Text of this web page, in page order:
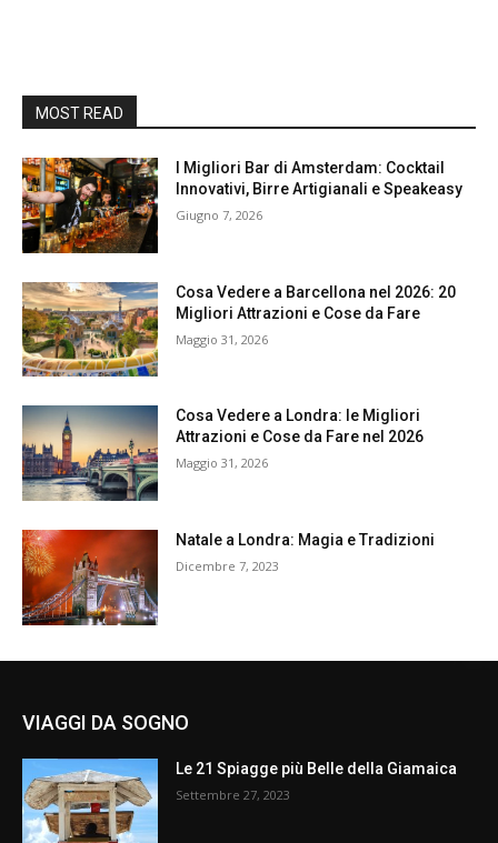
MOST READ
I Migliori Bar di Amsterdam: Cocktail
Innovativi, Birre Artigianali e Speakeasy
Giugno 7, 2026
Cosa Vedere a Barcellona nel 2026: 20
Migliori Attrazioni e Cose da Fare
Maggio 31, 2026
Cosa Vedere a Londra: le Migliori
Attrazioni e Cose da Fare nel 2026
Maggio 31, 2026
Natale a Londra: Magia e Tradizioni
Dicembre 7, 2023
VIAGGI DA SOGNO
Le 21 Spiagge più Belle della Giamaica
Settembre 27, 2023